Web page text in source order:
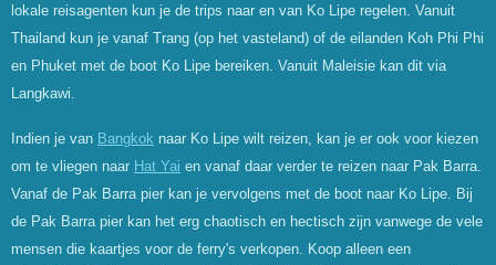
lokale reisagenten kun je de trips naar en van Ko Lipe regelen. Vanuit
Thailand kun je vanaf Trang (op het vasteland) of de eilanden Koh Phi Phi
en Phuket met de boot Ko Lipe bereiken. Vanuit Maleisie kan dit via
Langkawi.
Indien je van Bangkok naar Ko Lipe wilt reizen, kan je er ook voor kiezen
om te vliegen naar Hat Yai en vanaf daar verder te reizen naar Pak Barra.
Vanaf de Pak Barra pier kan je vervolgens met de boot naar Ko Lipe. Bij
de Pak Barra pier kan het erg chaotisch en hectisch zijn vanwege de vele
mensen die kaartjes voor de ferry's verkopen. Koop alleen een